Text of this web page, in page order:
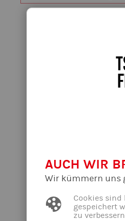
AUCH WIR
Wir kümmern uns
Cookies sind
gespeichert
zu